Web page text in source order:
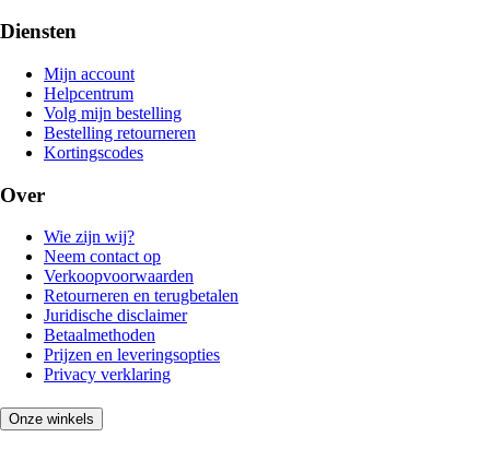
Diensten
Mijn account
Helpcentrum
Volg mijn bestelling
Bestelling retourneren
Kortingscodes
Over
Wie zijn wij?
Neem contact op
Verkoopvoorwaarden
Retourneren en terugbetalen
Juridische disclaimer
Betaalmethoden
Prijzen en leveringsopties
Privacy verklaring
Onze winkels